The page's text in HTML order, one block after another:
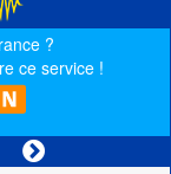
?
ce service !